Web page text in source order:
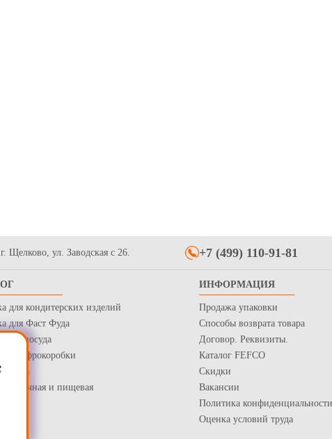
Щелково, ул. Заводская с 26. +7 (499) 110-91-81
для кондитерских изделий
для Фаст Фуда
посуда
Гофрокоробки
и пищевая
ИНФОРМАЦИЯ
Продажа упаковки
Способы возврата товара
Договор. Реквизиты.
Каталог FEFCO
Скидки
Вакансии
Политика конфиденциальности
Оценка условий труда